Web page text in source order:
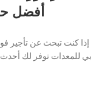
أفضل
بي للمعدات توفر لك أحدث